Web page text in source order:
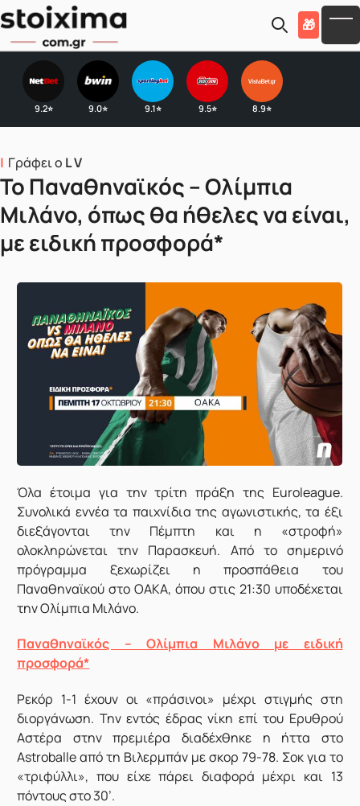
Skip to main content
🎁
9.2⭐ 9.0⭐ 9.1⭐ 9.5⭐ 8.9⭐
Γράφει ο L V
Το Παναθηναϊκός – Ολίμπια
Μιλάνο, όπως θα ήθελες να είναι,
με ειδική προσφορά*
Όλα έτοιμα για την τρίτη πράξη της Euroleague.
Συνολικά εννέα τα παιχνίδια της αγωνιστικής, τα έξι
διεξάγονται την Πέμπτη και η «στροφή»
ολοκληρώνεται την Παρασκευή. Από το σημερινό
πρόγραμμα ξεχωρίζει η προσπάθεια του
Παναθηναϊκού στο ΟΑΚΑ, όπου στις 21:30 υποδέχεται
την Ολίμπια Μιλάνο.
Παναθηναϊκός – Ολίμπια Μιλάνο με ειδική
προσφορά*
Ρεκόρ 1-1 έχουν οι «πράσινοι» μέχρι στιγμής στη
διοργάνωση. Την εντός έδρας νίκη επί του Ερυθρού
Αστέρα στην πρεμιέρα διαδέχθηκε η ήττα στο
Astroballe από τη Βιλερμπάν με σκορ 79-78. Σοκ για το
«τριφύλλι», που είχε πάρει διαφορά μέχρι και 13
πόντους στο 30’.